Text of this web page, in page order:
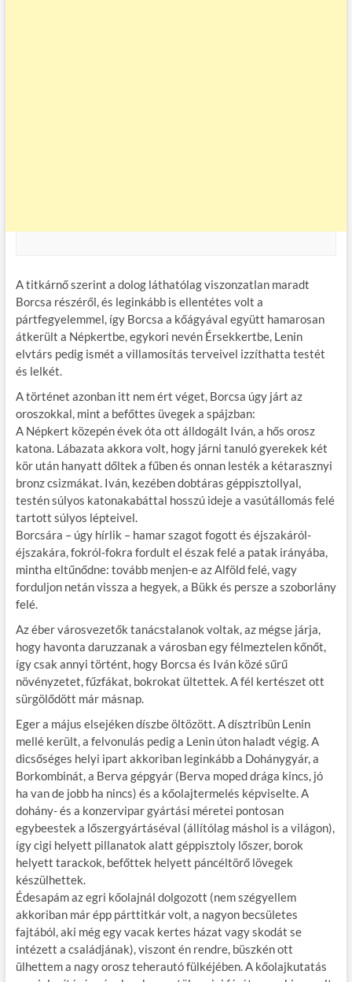
A titkárnő szerint a dolog láthatólag viszonzatlan maradt
Borcsa részéről, és leginkább is ellentétes volt a
pártfegyelemmel, így Borcsa a kőágyával együtt hamarosan
átkerült a Népkertbe, egykori nevén Érsekkertbe, Lenin
elvtárs pedig ismét a villamosítás terveivel izzíthatta testét
és lelkét.
A történet azonban itt nem ért véget, Borcsa úgy járt az
oroszokkal, mint a befőttes üvegek a spájzban:
A Népkert közepén évek óta ott álldogált Iván, a hős orosz
katona. Lábazata akkora volt, hogy járni tanuló gyerekek két
kör után hanyatt dőltek a fűben és onnan lesték a kétarasznyi
bronz csizmákat. Iván, kezében dobtáras géppisztollyal,
testén súlyos katonakabáttal hosszú ideje a vasútállomás felé
tartott súlyos lépteivel.
Borcsára – úgy hírlik – hamar szagot fogott és éjszakáról-
éjszakára, fokról-fokra fordult el észak felé a patak irányába,
mintha eltűnődne: tovább menjen-e az Alföld felé, vagy
forduljon netán vissza a hegyek, a Bükk és persze a szoborlány
felé.
Az éber városvezetők tanácstalanok voltak, az mégse járja,
hogy havonta daruzzanak a városban egy félmeztelen kőnőt,
így csak annyi történt, hogy Borcsa és Iván közé sűrű
növényzetet, fűzfákat, bokrokat ültettek. A fél kertészet ott
sürgölődött már másnap.
Eger a május elsejéken díszbe öltözött. A dísztribün Lenin
mellé került, a felvonulás pedig a Lenin úton haladt végig. A
dicsőséges helyi ipart akkoriban leginkább a Dohánygyár, a
Borkombinát, a Berva gépgyár (Berva moped drága kincs, jó
ha van de jobb ha nincs) és a kőolajtermelés képviselte. A
dohány- és a konzervipar gyártási méretei pontosan
egybeestek a lőszergyártáséval (állítólag máshol is a világon),
így cigi helyett pillanatok alatt géppisztoly lőszer, borok
helyett tarackok, befőttek helyett páncéltörő lövegek
készülhettek.
Édesapám az egri kőolajnál dolgozott (nem szégyellem
akkoriban már épp párttitkár volt, a nagyon becsületes
fajtából, aki még egy vacak kertes házat vagy skodát se
intézett a családjának), viszont én rendre, büszkén ott
ülhettem a nagy orosz teherautó fülkéjében. A kőolajkutatás